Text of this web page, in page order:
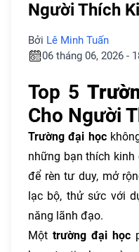
Người Thích
Bởi Lê Minh Tuấn
06 tháng 06, 2026 -
Top 5
Cho Người
Trường đại học
những bạn thích
để rèn tư duy, mở
lạc bộ, thử sức với
năng lãnh đạo.
Một trường đại học